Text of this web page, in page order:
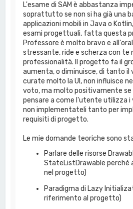
L'esame di SAM è abbastanza
soprattutto se non si ha già una
applicazioni mobili in Java o
esami progettuali, fatta questa
Professore è molto bravo e
stressante, ride e scherza con te
professionalità. Il progetto fa il
aumenta, o diminuisce, di tanto il
curate molto la UI, non influisce
voto, ma molto positivamente
pensare a come l'utente utilizza
non implementateli tanto per
requisiti di progetto.
Le mie domande teoriche sono
Parlare delle risorse
StateListDrawable perché
nel progetto)
Paradigma di Lazy
riferimento al progetto)